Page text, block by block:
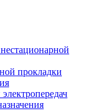
прокладки